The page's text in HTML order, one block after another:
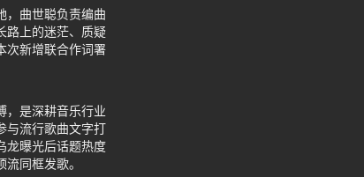
，曲世聪负责编曲
路上的迷茫、质疑
次新增联合作词署
，是深耕音乐行业
与流行歌曲文字打
龙曝光后话题热度
同框发歌。